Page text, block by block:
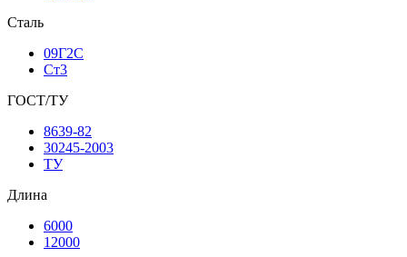
Сталь
09Г2С
Ст3
ГОСТ/ТУ
8639-82
30245-2003
ТУ
Длина
6000
12000